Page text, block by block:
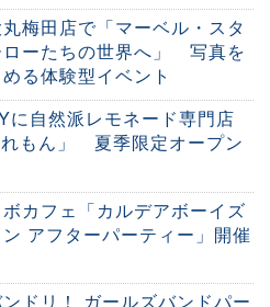
丸梅田店で「マーベル・スタ
ローたちの世界へ」 写真を
る体験型イベント
に自然派レモネード専門店
れもん」 夏季限定オープン
カフェ「カルデアボーイズ
アフターパーティー」開催
ドリ！ ガールズバンドパー